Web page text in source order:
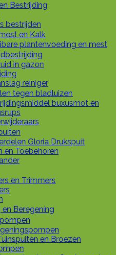
Bestrijding
bestrijden
en Kalk
plantenvoeding en mest
in gazon
reiniger
tegen bladluizen
buxusmot en
Gloria Drukspuit
en Toebehoren
en Trimmers
Beregening
en Broezen